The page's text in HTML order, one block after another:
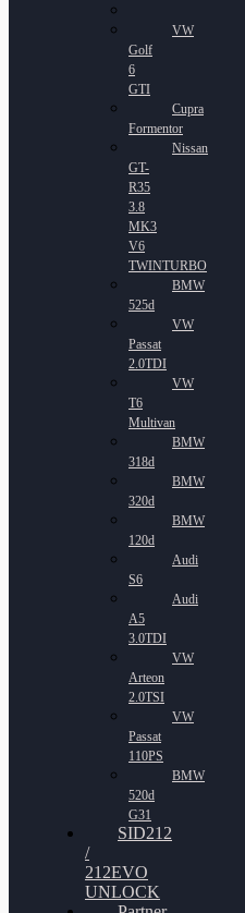
VW
Golf
6
GTI
Cupra
Formentor
Nissan
GT-
R35
3.8
MK3
V6
TWINTURBO
BMW
525d
VW
Passat
2.0TDI
VW
T6
Multivan
BMW
318d
BMW
320d
BMW
120d
Audi
S6
Audi
A5
3.0TDI
VW
Arteon
2.0TSI
VW
Passat
110PS
BMW
520d
G31
SID212
/
212EVO
UNLOCK